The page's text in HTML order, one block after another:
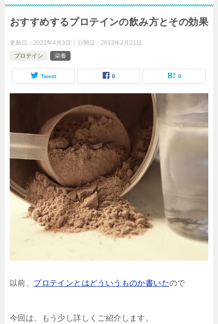
おすすめするプロテインの飲み方とその効果
更新日： 2021年4月3日 公開日： 2013年2月21日
プロテイン
栄養
Tweet 0 0
以前、 プロテインとはどういうものか書いたので
今回は、もう少し詳しくご紹介します。